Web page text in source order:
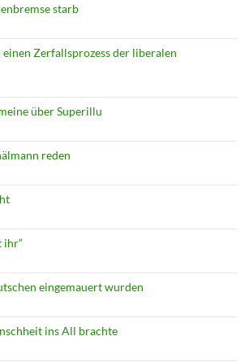
starb
einen Zerfallsprozess der liberalen
über Superillu
reden
ihr“
eingemauert wurden
ins All brachte